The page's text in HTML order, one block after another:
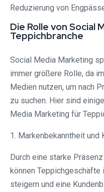
Reduzierung von
Die Rolle von Social
Teppichbranche
Social Media Marketing
immer größere Rolle, da
Medien nutzen, um nach
zu suchen. Hier sind
Media Marketing für
1. Markenbekanntheit und
Durch eine starke
können
steigern und eine